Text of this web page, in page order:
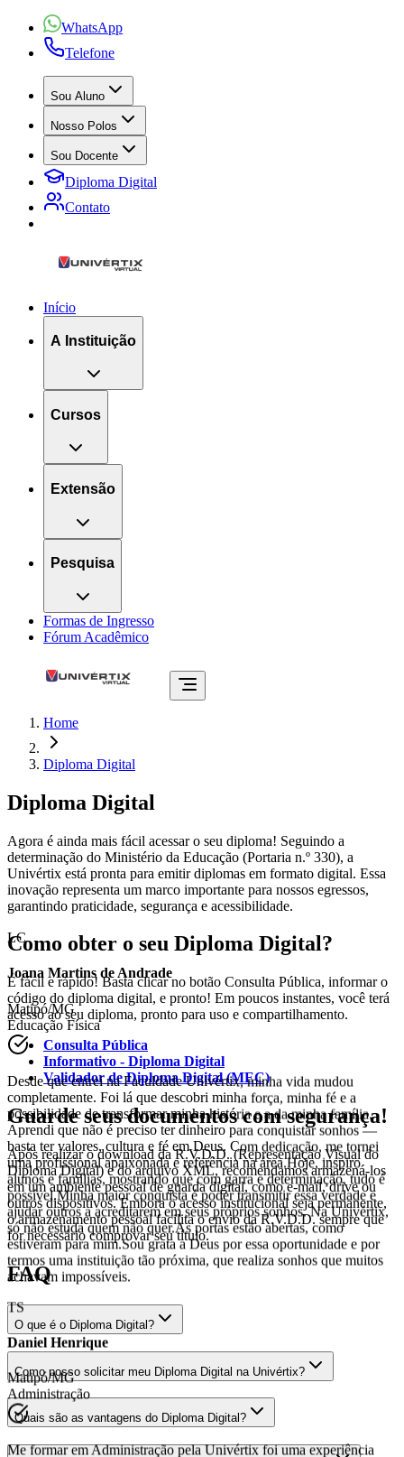
WhatsApp
Telefone
Sou Aluno
Nosso Polos
Sou Docente
Diploma Digital
Contato
Início
A Instituição
Cursos
Extensão
Pesquisa
Formas de Ingresso
Fórum Acadêmico
Home
Diploma Digital
Diploma Digital
Agora é ainda mais fácil acessar o seu diploma! Seguindo a
determinação do Ministério da Educação (Portaria n.º 330), a
Univértix está pronta para emitir diplomas em formato digital. Essa
inovação representa um marco importante para nossos egressos,
garantindo praticidade, segurança e acessibilidade.
Como obter o seu Diploma Digital?
É fácil e rápido! Basta clicar no botão Consulta Pública, informar o
código do diploma digital, e pronto! Em poucos instantes, você terá
acesso ao seu diploma, pronto para uso e compartilhamento.
Consulta Pública
Informativo - Diploma Digital
Validador de Diploma Digital (MEC)
Guarde seus documentos com segurança!
Após realizar o download da R.V.D.D. (Representação Visual do
Diploma Digital) e do arquivo XML, recomendamos armazená-los
em um ambiente pessoal de guarda digital, como e-mail, drive ou
outros dispositivos. Embora o acesso institucional seja permanente,
o armazenamento pessoal facilita o envio da R.V.D.D. sempre que
for necessário comprovar seu título.
FAQ
O que é o Diploma Digital?
Como posso solicitar meu Diploma Digital na Univértix?
Quais são as vantagens do Diploma Digital?
Joana Martins de Andrade
Matipó/MG
Educação Física
Desde que entrei na Faculdade Univértix, minha vida mudou
completamente. Foi lá que descobri minha força, minha fé e a
possibilidade de transformar minha história e a da minha família.
Aprendi que não é preciso ter dinheiro para conquistar sonhos —
basta ter valores, cultura e fé em Deus. Com dedicação, me tornei
uma profissional apaixonada e referência na área.Hoje, inspiro
alunos e famílias, mostrando que com garra e determinação, tudo é
possível.Minha maior conquista é poder transmitir essa verdade e
ajudar outros a acreditarem em seus próprios sonhos. Na Univértix,
só não estuda quem não quer.As portas estão abertas, como
estiveram para mim.Sou grata a Deus por essa oportunidade e por
termos uma instituição tão próxima, que realiza sonhos que muitos
achavam impossíveis.
TS
Daniel Henrique
Matipó/MG
Administração